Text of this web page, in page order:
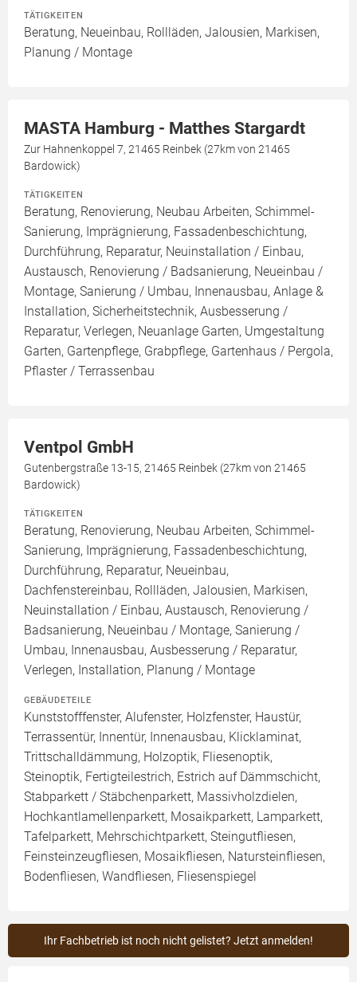
TÄTIGKEITEN
Beratung, Neueinbau, Rollläden, Jalousien, Markisen,
Planung / Montage
MASTA Hamburg - Matthes Stargardt
Zur Hahnenkoppel 7, 21465 Reinbek (27km von 21465
Bardowick)
TÄTIGKEITEN
Beratung, Renovierung, Neubau Arbeiten, Schimmel-
Sanierung, Imprägnierung, Fassadenbeschichtung,
Durchführung, Reparatur, Neuinstallation / Einbau,
Austausch, Renovierung / Badsanierung, Neueinbau /
Montage, Sanierung / Umbau, Innenausbau, Anlage &
Installation, Sicherheitstechnik, Ausbesserung /
Reparatur, Verlegen, Neuanlage Garten, Umgestaltung
Garten, Gartenpflege, Grabpflege, Gartenhaus / Pergola,
Pflaster / Terrassenbau
Ventpol GmbH
Gutenbergstraße 13-15, 21465 Reinbek (27km von 21465
Bardowick)
TÄTIGKEITEN
Beratung, Renovierung, Neubau Arbeiten, Schimmel-
Sanierung, Imprägnierung, Fassadenbeschichtung,
Durchführung, Reparatur, Neueinbau,
Dachfenstereinbau, Rollläden, Jalousien, Markisen,
Neuinstallation / Einbau, Austausch, Renovierung /
Badsanierung, Neueinbau / Montage, Sanierung /
Umbau, Innenausbau, Ausbesserung / Reparatur,
Verlegen, Installation, Planung / Montage
GEBÄUDETEILE
Kunststofffenster, Alufenster, Holzfenster, Haustür,
Terrassentür, Innentür, Innenausbau, Klicklaminat,
Trittschalldämmung, Holzoptik, Fliesenoptik,
Steinoptik, Fertigteilestrich, Estrich auf Dämmschicht,
Stabparkett / Stäbchenparkett, Massivholzdielen,
Hochkantlamellenparkett, Mosaikparkett, Lamparkett,
Tafelparkett, Mehrschichtparkett, Steingutfliesen,
Feinsteinzeugfliesen, Mosaikfliesen, Natursteinfliesen,
Bodenfliesen, Wandfliesen, Fliesenspiegel
Ihr Fachbetrieb ist noch nicht gelistet? Jetzt anmelden!